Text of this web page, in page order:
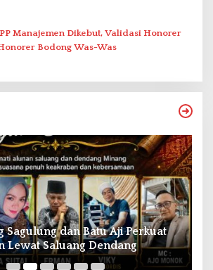
Bung Karno di Bali
Manajemen Dikebut, Validasi Honorer
Bodong Was-Was
Sagulung dan Batu Aji Perkuat
Lewat Saluang Dendang